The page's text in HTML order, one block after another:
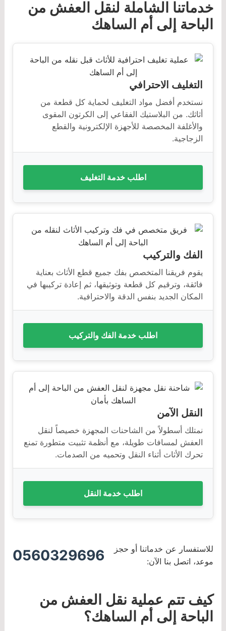
خدماتنا الشاملة لنقل العفش من
الباحة إلى أم الساهك
التغليف الاحترافي
نستخدم أفضل مواد التغليف لحماية كل قطعة من
أثاثك. من البلاستيك الفقاعي إلى الكرتون المقوى
والأغلفة المخصصة للأجهزة الإلكترونية والقطع
الزجاجية.
اطلب خدمة التغليف
الفك والتركيب
يقوم فريقنا المتخصص بفك جميع قطع الأثاث بعناية
فائقة، وترقيم كل قطعة وتوثيقها، ثم إعادة تركيبها في
المكان الجديد بنفس الدقة والاحترافية.
اطلب خدمة الفك والتركيب
النقل الآمن
نمتلك أسطولاً من الشاحنات المجهزة خصيصاً لنقل
العفش لمسافات طويلة، مع أنظمة تثبيت متطورة تمنع
تحرك الأثاث أثناء النقل وتحميه من الصدمات.
اطلب خدمة النقل
للاستفسار عن خدماتنا أو حجز
موعد، اتصل بنا الآن:
0560329696
كيف تتم عملية نقل العفش من
الباحة إلى أم الساهك؟